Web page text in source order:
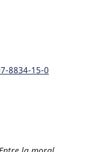
8834-15-0